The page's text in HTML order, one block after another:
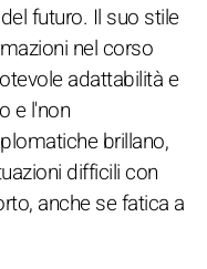
futuro. Il suo stile
nel corso
adattabilità e
e l'non
brillano,
difficili con
anche se fatica a